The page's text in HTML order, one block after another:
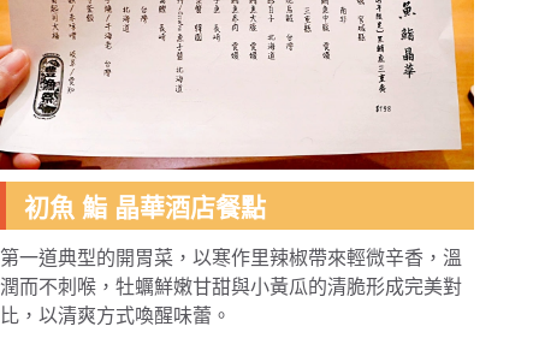
初魚 鮨 晶華酒店餐點
第一道典型的開胃菜，以寒作里辣椒帶來輕微辛香，溫
潤而不刺喉，牡蠣鮮嫩甘甜與小黃瓜的清脆形成完美對
比，以清爽方式喚醒味蕾。